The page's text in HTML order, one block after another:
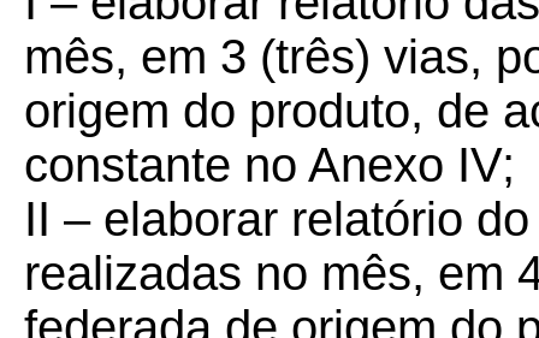
mês, em 3 (três) vias,
origem do produto, de
constante no Anexo IV;
II – elaborar relatório
realizadas no mês, em
federada de origem do